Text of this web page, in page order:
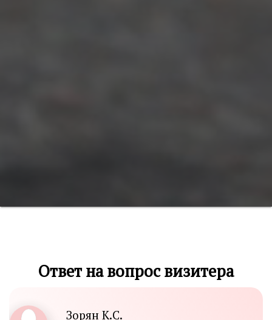
Ответ на вопрос визитера
Зорян К.С.